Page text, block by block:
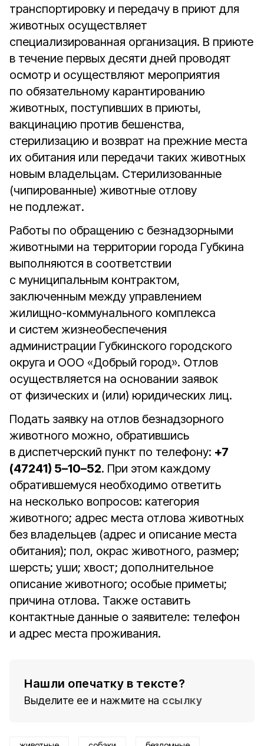
транспортировку и передачу в приют для
животных осуществляет
специализированная организация. В приюте
в течение первых десяти дней проводят
осмотр и осуществляют мероприятия
по обязательному карантированию
животных, поступивших в приюты,
вакцинацию против бешенства,
стерилизацию и возврат на прежние места
их обитания или передачи таких животных
новым владельцам. Стерилизованные
(чипированные) животные отлову
не подлежат.
Работы по обращению с безнадзорными
животными на территории города Губкина
выполняются в соответствии
с муниципальным контрактом,
заключенным между управлением
жилищно-коммунального комплекса
и систем жизнеобеспечения
администрации Губкинского городского
округа и ООО «Добрый город». Отлов
осуществляется на основании заявок
от физических и (или) юридических лиц.
Подать заявку на отлов безнадзорного
животного можно, обратившись
в диспетчерский пункт по телефону: +7
(47241) 5–10–52. При этом каждому
обратившемуся необходимо ответить
на несколько вопросов: категория
животного; адрес места отлова животных
без владельцев (адрес и описание места
обитания); пол, окрас животного, размер;
шерсть; уши; хвост; дополнительное
описание животного; особые приметы;
причина отлова. Также оставить
контактные данные о заявителе: телефон
и адрес места проживания.
Нашли опечатку в тексте?
Выделите ее и нажмите на ссылку